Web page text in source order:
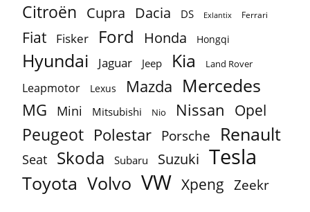
Citroën Cupra Dacia DS Exlantix Ferrari
Fiat Fisker Ford Honda Hongqi
Hyundai Jaguar Jeep Kia Land Rover
Leapmotor Lexus Mazda Mercedes
MG Mini Mitsubishi Nio Nissan Opel
Peugeot Polestar Porsche Renault
Seat Skoda Subaru Suzuki Tesla
Toyota Volvo VW Xpeng Zeekr